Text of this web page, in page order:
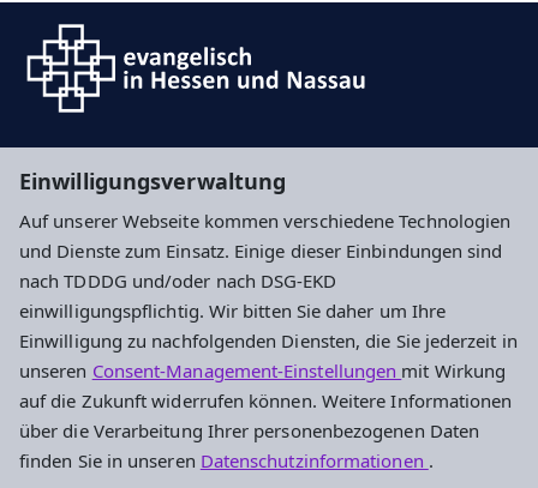
Einwilligungsverwaltung
Auf unserer Webseite kommen verschiedene Technologien
und Dienste zum Einsatz. Einige dieser Einbindungen sind
nach TDDDG und/oder nach DSG-EKD
einwilligungspflichtig. Wir bitten Sie daher um Ihre
Einwilligung zu nachfolgenden Diensten, die Sie jederzeit in
unseren Consent-Management-Einstellungen mit Wirkung
auf die Zukunft widerrufen können. Weitere Informationen
über die Verarbeitung Ihrer personenbezogenen Daten
finden Sie in unseren Datenschutzinformationen .
Suche
Ev. Kirchengemeinde Nierstein
Mühlgasse 28
55283 Nierstein
Tel.: +49 6133 5687